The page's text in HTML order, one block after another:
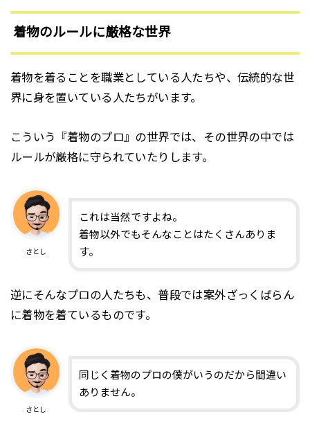
着物のルールに厳格な世界
着物を着ることを職業としている人たちや、伝統的な世
界に身を置いている人たちがいます。
こういう『着物のプロ』の世界では、その世界の中では
ルールが厳格に守られていたりします。
さとし
これは当然ですよね。
着物以外でもそんなことはたくさんありま
す。
逆にそんなプロの人たちも、普段では案外ざっくばらん
に着物を着ているものです。
さとし
同じく着物のプロの僕がいうのだから間違い
ありません。